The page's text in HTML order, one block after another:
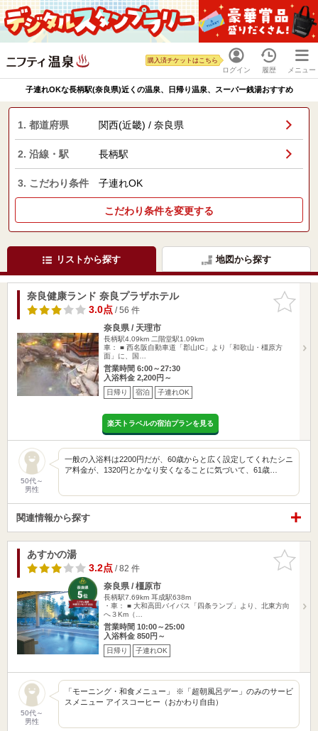
ログイン
購入済チケットはこちら
履歴 メニュー
子連れOKな長柄駅(奈良県)近くの温泉、日帰り温泉、スーパー銭湯おすすめ
1. 都道府県 関西(近畿) / 奈良県
2. 沿線・駅 長柄駅
3. こだわり条件 子連れOK
こだわり条件を変更する
リストから探す 地図から探す
お気に入
りに追加
奈良健康ランド 奈良プラザホテル
3.0点/ 56 件
奈良県 / 天理市
長柄駅4.09km 二階堂駅1.09km
車： ■ 西名阪自動車道「郡山IC」より「和歌山・橿原方
面」に、国…
営業時間 6:00～27:30
入浴料金 2,200円～
日帰り 宿泊 子連れOK
楽天トラベルの宿泊プランを見る
50代～
男性
一般の入浴料は2200円だが、60歳からと広く設定してくれたシニ
ア料金が、1320円とかなり安くなることに気づいて、61歳…
関連情報から探す
お気に入
りに追加
あすかの湯
3.2点/ 82 件
奈良県 / 橿原市
長柄駅7.69km 耳成駅638m
・車： ■ 大和高田バイパス「四条ランプ」より、北東方向
へ３Km（…
営業時間 10:00～25:00
入浴料金 850円～
日帰り 子連れOK
50代～
男性
「モーニング・和食メニュー」 ※「超朝風呂デー」のみのサービ
スメニュー アイスコーヒー（おかわり自由）